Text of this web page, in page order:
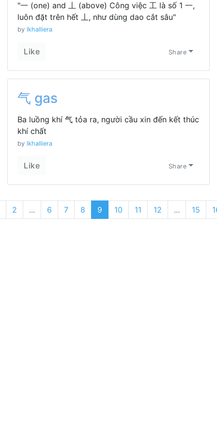
"一 (one) and 丄 (above) Công việc 工 là số 1 一,
luôn đặt trên hết 丄, như dùng dao cắt sâu"
by lkhalliera
Like Share
气 gas
Ba luồng khí 气 tỏa ra, người cầu xin đến kết thúc
khí chất
by lkhalliera
Like Share
2 ... 6 7 8 9 10 11 12 ... 15